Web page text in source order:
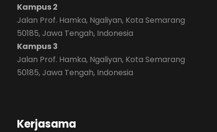
Kampus 2
Jalan Prof. Hamka, Ngaliyan, Kota Semarang
50185, Jawa Tengah, Indonesia
Kampus 3
Jalan Prof. Hamka, Ngaliyan, Kota Semarang
50185, Jawa Tengah, Indonesia
Kerjasama